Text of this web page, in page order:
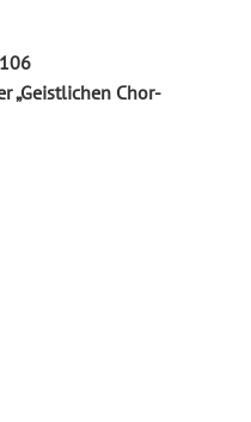
„Geistlichen Chor-